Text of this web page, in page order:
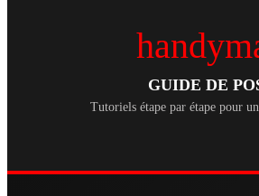
GUIDE DE
Tutoriels étape par étape pour